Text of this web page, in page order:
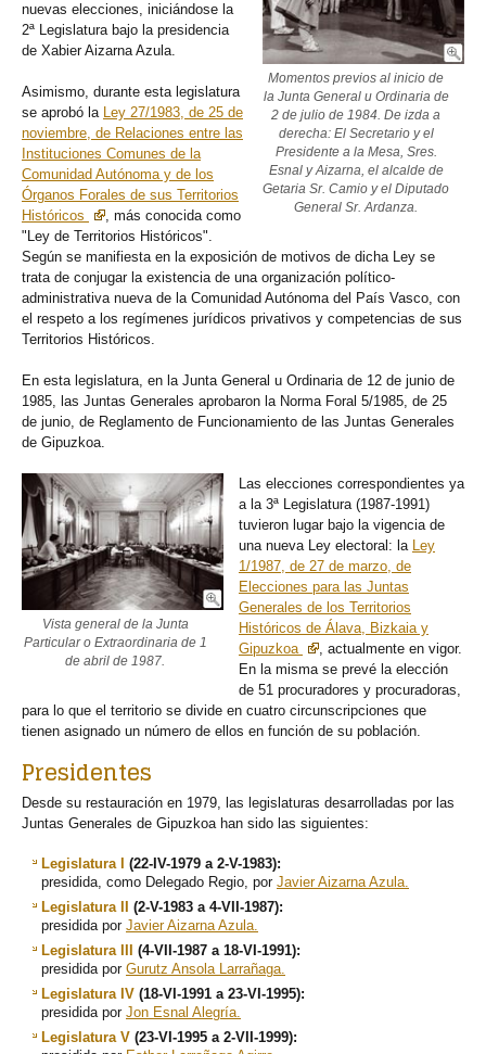
Momentos previos al inicio de
la Junta General u Ordinaria de
2 de julio de 1984. De izda a
derecha: El Secretario y el
Presidente a la Mesa, Sres.
Esnal y Aizarna, el alcalde de
Getaria Sr. Camio y el Diputado
General Sr. Ardanza.
nuevas elecciones, iniciándose la
2ª Legislatura bajo la presidencia
de Xabier Aizarna Azula.
Asimismo, durante esta legislatura
se aprobó la Ley 27/1983, de 25 de
noviembre, de Relaciones entre las
Instituciones Comunes de la
Comunidad Autónoma y de los
Órganos Forales de sus Territorios
Históricos
, más conocida como
"Ley de Territorios Históricos".
Según se manifiesta en la exposición de motivos de dicha Ley se
trata de conjugar la existencia de una organización político-
administrativa nueva de la Comunidad Autónoma del País Vasco, con
el respeto a los regímenes jurídicos privativos y competencias de sus
Territorios Históricos.
En esta legislatura, en la Junta General u Ordinaria de 12 de junio de
1985, las Juntas Generales aprobaron la Norma Foral 5/1985, de 25
de junio, de Reglamento de Funcionamiento de las Juntas Generales
de Gipuzkoa.
Vista general de la Junta
Particular o Extraordinaria de 1
de abril de 1987.
Las elecciones correspondientes ya
a la 3ª Legislatura (1987-1991)
tuvieron lugar bajo la vigencia de
una nueva Ley electoral: la Ley
1/1987, de 27 de marzo, de
Elecciones para las Juntas
Generales de los Territorios
Históricos de Álava, Bizkaia y
Gipuzkoa
, actualmente en vigor.
En la misma se prevé la elección
de 51 procuradores y procuradoras,
para lo que el territorio se divide en cuatro circunscripciones que
tienen asignado un número de ellos en función de su población.
Presidentes
Desde su restauración en 1979, las legislaturas desarrolladas por las
Juntas Generales de Gipuzkoa han sido las siguientes:
Legislatura I
(22-IV-1979 a 2-V-1983):
presidida, como Delegado Regio, por Javier Aizarna Azula.
Legislatura II
(2-V-1983 a 4-VII-1987):
presidida por Javier Aizarna Azula.
Legislatura III
(4-VII-1987 a 18-VI-1991):
presidida por Gurutz Ansola Larrañaga.
Legislatura IV (18-VI-1991 a 23-VI-1995):
presidida por Jon Esnal Alegría.
Legislatura V (23-VI-1995 a 2-VII-1999):